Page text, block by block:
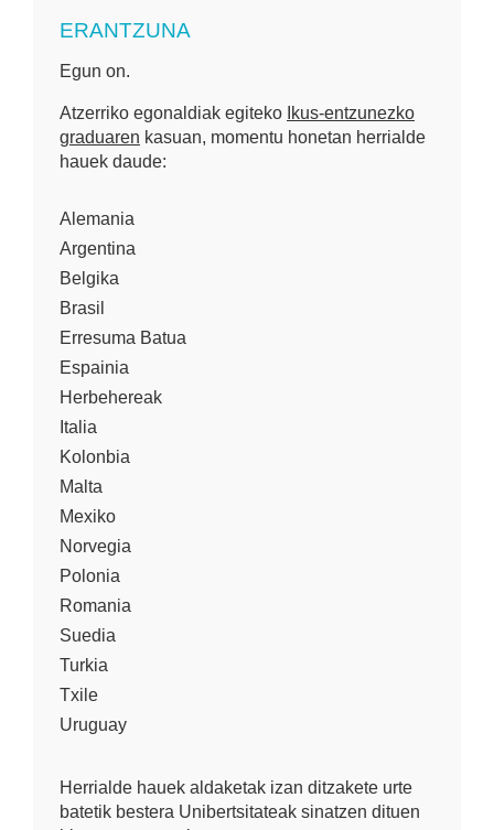
ERANTZUNA
Egun on.
Atzerriko egonaldiak egiteko Ikus-entzunezko
graduaren kasuan, momentu honetan herrialde
hauek daude:
Alemania
Argentina
Belgika
Brasil
Erresuma Batua
Espainia
Herbehereak
Italia
Kolonbia
Malta
Mexiko
Norvegia
Polonia
Romania
Suedia
Turkia
Txile
Uruguay
Herrialde hauek aldaketak izan ditzakete urte
batetik bestera Unibertsitateak sinatzen dituen